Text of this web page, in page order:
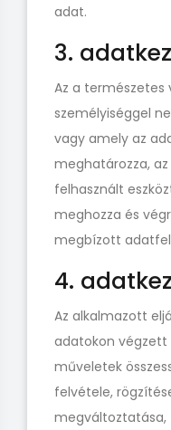
adat.
3.
Az a természetes
személyiséggel
vagy amely az
meghatározza,
felhasznált
meghozza és
megbízott
4.
Az alkalmazott
adatokon
műveletek
felvétele,
megváltoztatása,